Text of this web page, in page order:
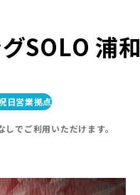
SOLO 浦和
日営業拠点
でご利用いただけます。